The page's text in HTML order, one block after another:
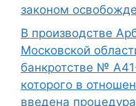
законом
В производстве
Московской
банкротстве №
которого в
введена